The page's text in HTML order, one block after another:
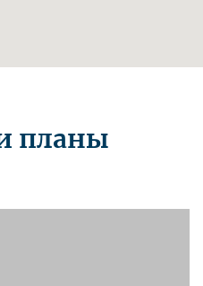
планы